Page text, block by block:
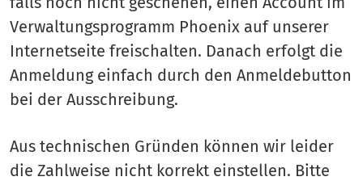
Verwaltungsprogramm Phoenix auf unserer
Internetseite freischalten. Danach erfolgt die
Anmeldung einfach durch den Anmeldebutton
bei der Ausschreibung.
Aus technischen Gründen können wir leider
die Zahlweise nicht korrekt einstellen. Bitte